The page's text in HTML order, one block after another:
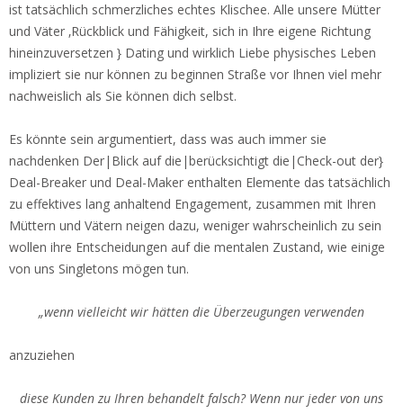
ist tatsächlich schmerzliches echtes Klischee. Alle unsere Mütter
und Väter ‚Rückblick und Fähigkeit, sich in Ihre eigene Richtung
hineinzuversetzen } Dating und wirklich Liebe physisches Leben
impliziert sie nur können zu beginnen Straße vor Ihnen viel mehr
nachweislich als Sie können dich selbst.
Es könnte sein argumentiert, dass was auch immer sie
nachdenken Der|Blick auf die|berücksichtigt die|Check-out der}
Deal-Breaker und Deal-Maker enthalten Elemente das tatsächlich
zu effektives lang anhaltend Engagement, zusammen mit Ihren
Müttern und Vätern neigen dazu, weniger wahrscheinlich zu sein
wollen ihre Entscheidungen auf die mentalen Zustand, wie einige
von uns Singletons mögen tun.
„wenn vielleicht wir hätten die Überzeugungen verwenden
anzuziehen
diese Kunden zu Ihren behandelt falsch? Wenn nur jeder von uns